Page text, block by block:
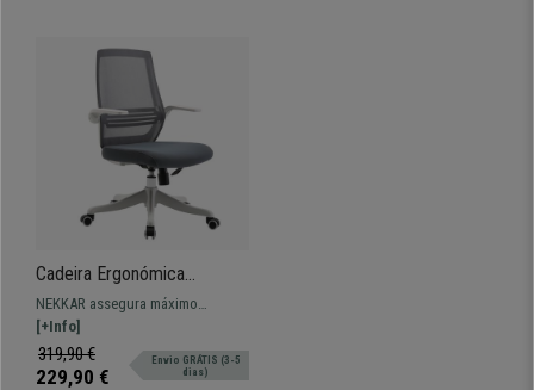
Cadeira Ergonómica
NEKKAR, Apoia Braços
Rebatíveis, Moderna e
Funcional, Cinza
NEKKAR assegura máximo
conforto devido ao seu fabrico de
qualidade. Um produto funcional
e ergonómico!
[+Info]
319,90 €
229,90 €
Envio GRÁTIS (3-5
dias)